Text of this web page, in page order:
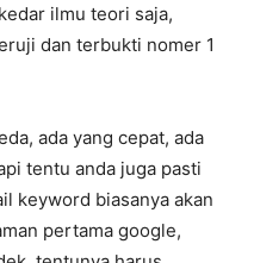
ilmu teori saja,
dan terbukti nomer 1
ada yang cepat, ada
tentu anda juga pasti
keyword biasanya akan
pertama google,